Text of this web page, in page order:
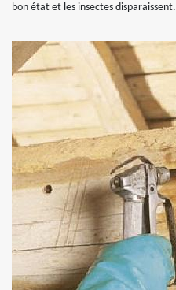
bon état et les insectes disparaissent.